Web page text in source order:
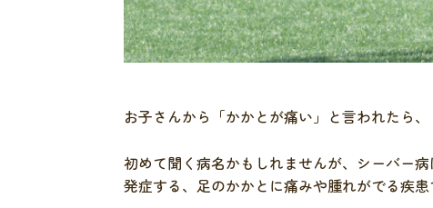
お子さんから「かかとが痛い」と言われたら
初めて聞く病名かもしれませんが、シーバー
発症する、足のかかとに痛みや腫れがでる疾患